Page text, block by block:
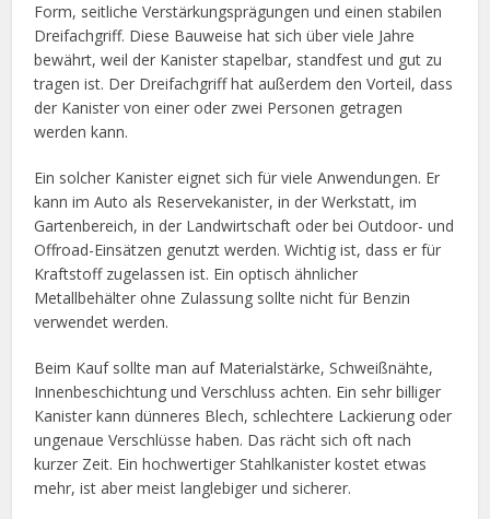
Form, seitliche Verstärkungsprägungen und einen stabilen
Dreifachgriff. Diese Bauweise hat sich über viele Jahre
bewährt, weil der Kanister stapelbar, standfest und gut zu
tragen ist. Der Dreifachgriff hat außerdem den Vorteil, dass
der Kanister von einer oder zwei Personen getragen
werden kann.
Ein solcher Kanister eignet sich für viele Anwendungen. Er
kann im Auto als Reservekanister, in der Werkstatt, im
Gartenbereich, in der Landwirtschaft oder bei Outdoor- und
Offroad-Einsätzen genutzt werden. Wichtig ist, dass er für
Kraftstoff zugelassen ist. Ein optisch ähnlicher
Metallbehälter ohne Zulassung sollte nicht für Benzin
verwendet werden.
Beim Kauf sollte man auf Materialstärke, Schweißnähte,
Innenbeschichtung und Verschluss achten. Ein sehr billiger
Kanister kann dünneres Blech, schlechtere Lackierung oder
ungenaue Verschlüsse haben. Das rächt sich oft nach
kurzer Zeit. Ein hochwertiger Stahlkanister kostet etwas
mehr, ist aber meist langlebiger und sicherer.